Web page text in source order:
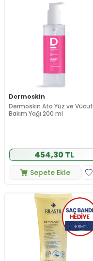
Dermoskin
Dermoskin Ato Yüz ve Vücut
Bakım Yağı 200 ml
454,30 TL
Sepete Ekle